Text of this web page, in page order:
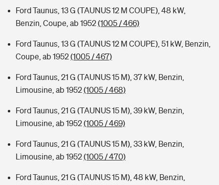
Ford Taunus, 13 G (TAUNUS 12 M COUPE), 48 kW,
Benzin, Coupe, ab 1952(1005 / 466)
Ford Taunus, 13 G (TAUNUS 12 M COUPE), 51 kW, Benzin,
Coupe, ab 1952(1005 / 467)
Ford Taunus, 21 G (TAUNUS 15 M), 37 kW, Benzin,
Limousine, ab 1952(1005 / 468)
Ford Taunus, 21 G (TAUNUS 15 M), 39 kW, Benzin,
Limousine, ab 1952(1005 / 469)
Ford Taunus, 21 G (TAUNUS 15 M), 33 kW, Benzin,
Limousine, ab 1952(1005 / 470)
Ford Taunus, 21 G (TAUNUS 15 M), 48 kW, Benzin,